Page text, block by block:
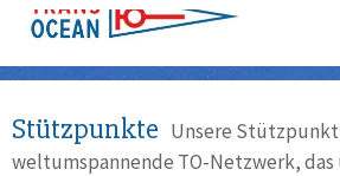
Stützpunkte Unsere
weltumspannende TO-Netzwerk,